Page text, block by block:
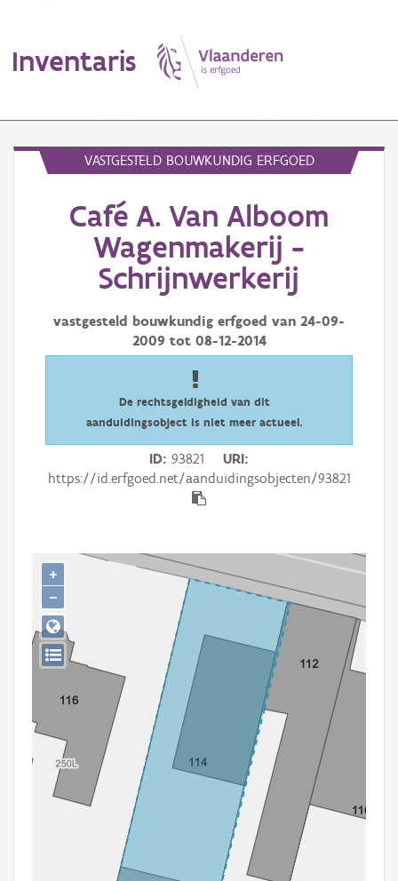
Inventaris
Erfgoedobject
Aanduidingsobject
Persoon of collectief
Downloads
Hergebruik
VASTGESTELD BOUWKUNDIG ERFGOED
Café A. Van Alboom
Wagenmakerij -
Schrijnwerkerij
vastgesteld bouwkundig erfgoed van 24-09-
2009 tot 08-12-2014
De rechtsgeldigheid van dit
aanduidingsobject is niet meer actueel.
ID 93821
URI
https://id.erfgoed.net/aanduidingsobjecten/93821
+
−